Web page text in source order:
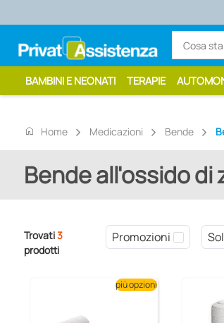
BAMBINI E NEONATI TERAPIE
home Home Medicazioni Bende
Bende all'ossido di
Trovati3
prodotti
Promozioni
più opzioni